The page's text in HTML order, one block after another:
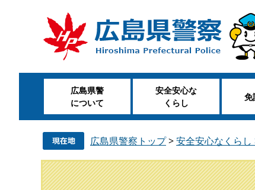
。
て
広島県警
について
安全安心な
くらし
免
広島県警察トップ>安全安心なくら